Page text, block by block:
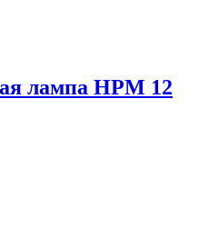
лампа HPM 12